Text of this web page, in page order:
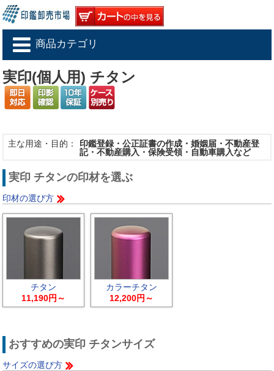
商品カテゴリ
実印(個人用) チタン
主な用途・目的：
印鑑登録・公正証書の作成・婚姻届・不動産登
記・不動産購入・保険受領・自動車購入など
実印 チタンの印材を選ぶ
印材の選び方
チタン
11,190円～
カラーチタン
12,200円～
おすすめの実印 チタンサイズ
サイズの選び方